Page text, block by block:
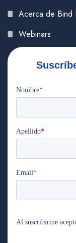
Acerca de Bind
Webinars